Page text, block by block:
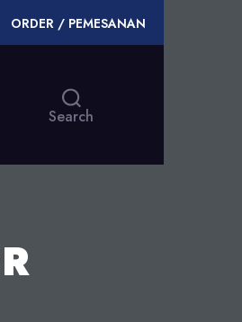
ORDER / PEMESANAN
Search